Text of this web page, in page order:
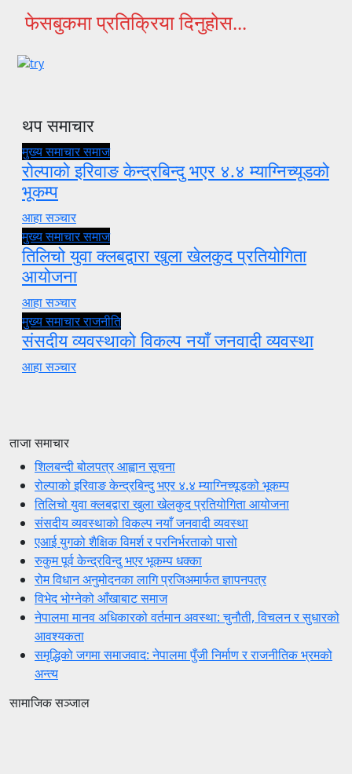
फेसबुकमा प्रतिक्रिया दिनुहोस...
थप समाचार
मुख्य समाचारसमाज
रोल्पाको इरिवाङ केन्द्रबिन्दु भएर ४.४ म्याग्निच्यूडको
भूकम्प
आहा सञ्चार
मुख्य समाचारसमाज
तिलिचो युवा क्लबद्वारा खुला खेलकुद प्रतियोगिता
आयोजना
आहा सञ्चार
मुख्य समाचारराजनीति
संसदीय व्यवस्थाको विकल्प नयाँ जनवादी व्यवस्था
आहा सञ्चार
ताजा समाचार
शिलबन्दी बोलपत्र आह्वान सूचना
रोल्पाको इरिवाङ केन्द्रबिन्दु भएर ४.४ म्याग्निच्यूडको भूकम्प
तिलिचो युवा क्लबद्वारा खुला खेलकुद प्रतियोगिता आयोजना
संसदीय व्यवस्थाको विकल्प नयाँ जनवादी व्यवस्था
एआई युगको शैक्षिक विमर्श र परनिर्भरताको पासो
रुकुम पूर्व केन्द्रविन्दु भएर भूकम्प धक्का
रोम विधान अनुमोदनका लागि प्रजिअमार्फत ज्ञापनपत्र
विभेद भोग्नेको आँखाबाट समाज
नेपालमा मानव अधिकारको वर्तमान अवस्था: चुनौती, विचलन र सुधारको
आवश्यकता
समृद्धिको जगमा समाजवाद: नेपालमा पुँजी निर्माण र राजनीतिक भ्रमको
अन्त्य
सामाजिक सञ्जाल